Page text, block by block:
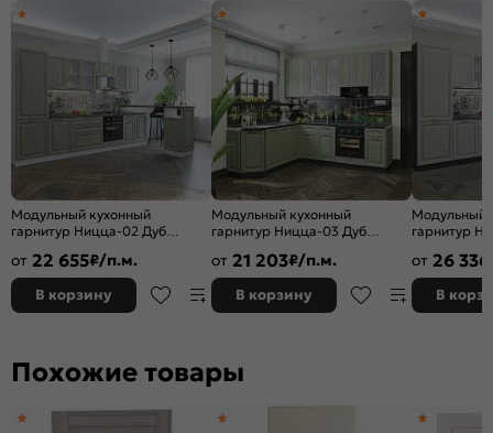
Модульный кухонный
гарнитур Ницца-02 Дуб
2140x3300x600
от 22 655₽/п.м.
В корзину
Модульный кухонный
гарнитур Ницца-03 Дуб
2340x1890/2400x600
от 21 203₽/п.м.
В корзину
Модульный
гарнитур
от 26 336
В
Похожие товары